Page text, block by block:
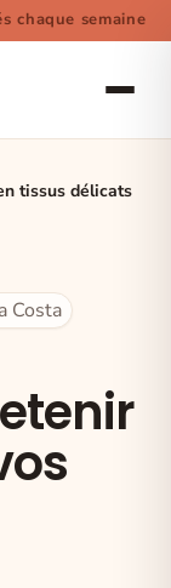
chaque semaine
tissus délicats
Costa